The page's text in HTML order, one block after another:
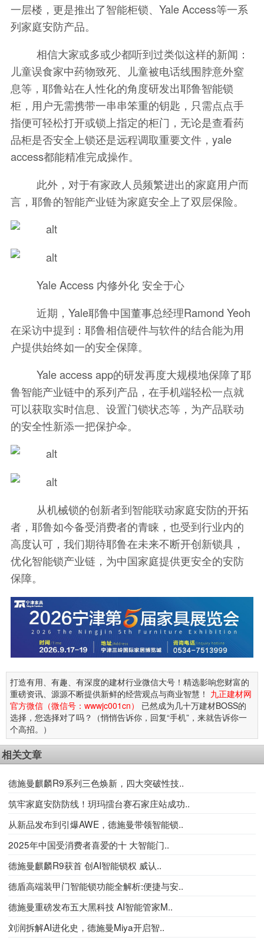
一层楼，更是推出了智能柜锁、Yale Access等一系
列家庭安防产品。
相信大家或多或少都听到过类似这样的新闻：
儿童误食家中药物致死、儿童被电话线围脖意外窒
息等，耶鲁站在人性化的角度研发出耶鲁智能锁
柜，用户无需携带一串串笨重的钥匙，只需点点手
指便可轻松打开或锁上指定的柜门，无论是查看药
品柜是否安全上锁还是远程调取重要文件，yale
access都能精准完成操作。
此外，对于有家政人员频繁进出的家庭用户而
言，耶鲁的智能产业链为家庭安全上了双层保险。
Yale Access 内修外化 安全于心
近期，Yale耶鲁中国董事总经理Ramond Yeoh
在采访中提到：耶鲁相信硬件与软件的结合能为用
户提供始终如一的安全保障。
Yale access app的研发再度大规模地保障了耶
鲁智能产业链中的系列产品，在手机端轻松一点就
可以获取实时信息、设置门锁状态等，为产品联动
的安全性新添一把保护伞。
从机械锁的创新者到智能联动家庭安防的开拓
者，耶鲁如今备受消费者的青睐，也受到行业内的
高度认可，我们期待耶鲁在未来不断开创新锁具，
优化智能锁产业链，为中国家庭提供更安全的安防
保障。
打造有用、有趣、有深度的建材行业微信大号！精选影响您财富的
重磅资讯、源源不断提供新鲜的经营观点与商业智慧！ 九正建材网
官方微信（微信号：wwwjc001cn）
已然成为几十万建材BOSS的
选择，您选择对了吗？（悄悄告诉你，回复“手机”，来就告诉你一
个高招。）
相关文章
德施曼麒麟R9系列三色焕新，四大突破性技..
筑牢家庭安防防线！玥玛擂台赛石家庄站成功..
从新品发布到引爆AWE，德施曼带领智能锁..
2025年中国受消费者喜爱的十 大智能门..
德施曼麒麟R9获首 创AI智能锁权 威认..
德盾高端装甲门智能锁功能全解析:便捷与安..
德施曼重磅发布五大黑科技 AI智能管家M..
刘润拆解AI进化史，德施曼Miya开启智..